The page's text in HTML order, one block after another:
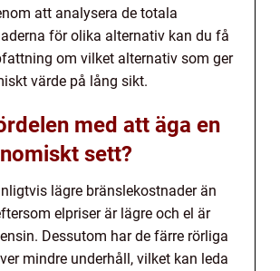
att analysera de totala
för olika alternativ kan du få
om vilket alternativ som ger
värde på lång sikt.
med att äga en
sett?
lägre bränslekostnader än
elpriser är lägre och el är
Dessutom har de färre rörliga
mindre underhåll, vilket kan leda